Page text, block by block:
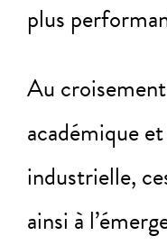
plus
Au
académique
industrielle,
ainsi à